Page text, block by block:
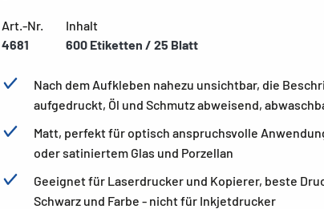
Art.-Nr.
4681
Inhalt
600 Etiketten / 25 Blatt
Nach dem Aufkleben nahezu unsichtbar, die
aufgedruckt, Öl und Schmutz abweisend,
Matt, perfekt für optisch anspruchsvolle
oder satiniertem Glas und Porzellan
Geeignet für Laserdrucker und Kopierer, beste
Schwarz und Farbe - nicht für Inkjetdrucker